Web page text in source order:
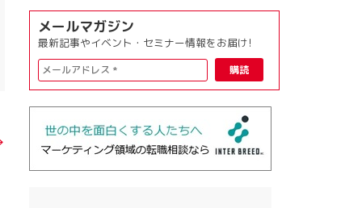
メールマガジン
最新記事やイベント・セミナー情報をお届け!